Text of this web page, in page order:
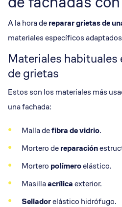
A la hora dereparar grietas de
materiales específicos
Materiales habituales
de grietas
Estos son los materiales más
una fachada:
Malla defibra de vidrio.
Mortero dereparación
Mortero polímeroelástico.
Masillaacrílicaexterior.
Selladorelástico hidrófugo.